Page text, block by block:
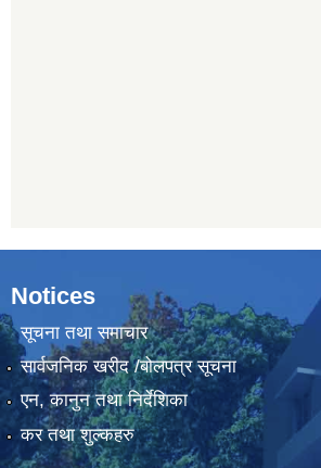
Notices
सूचना तथा समाचार
सार्वजनिक खरीद /बोलपत्र सूचना
एन, कानुन तथा निर्देशिका
कर तथा शुल्कहरु